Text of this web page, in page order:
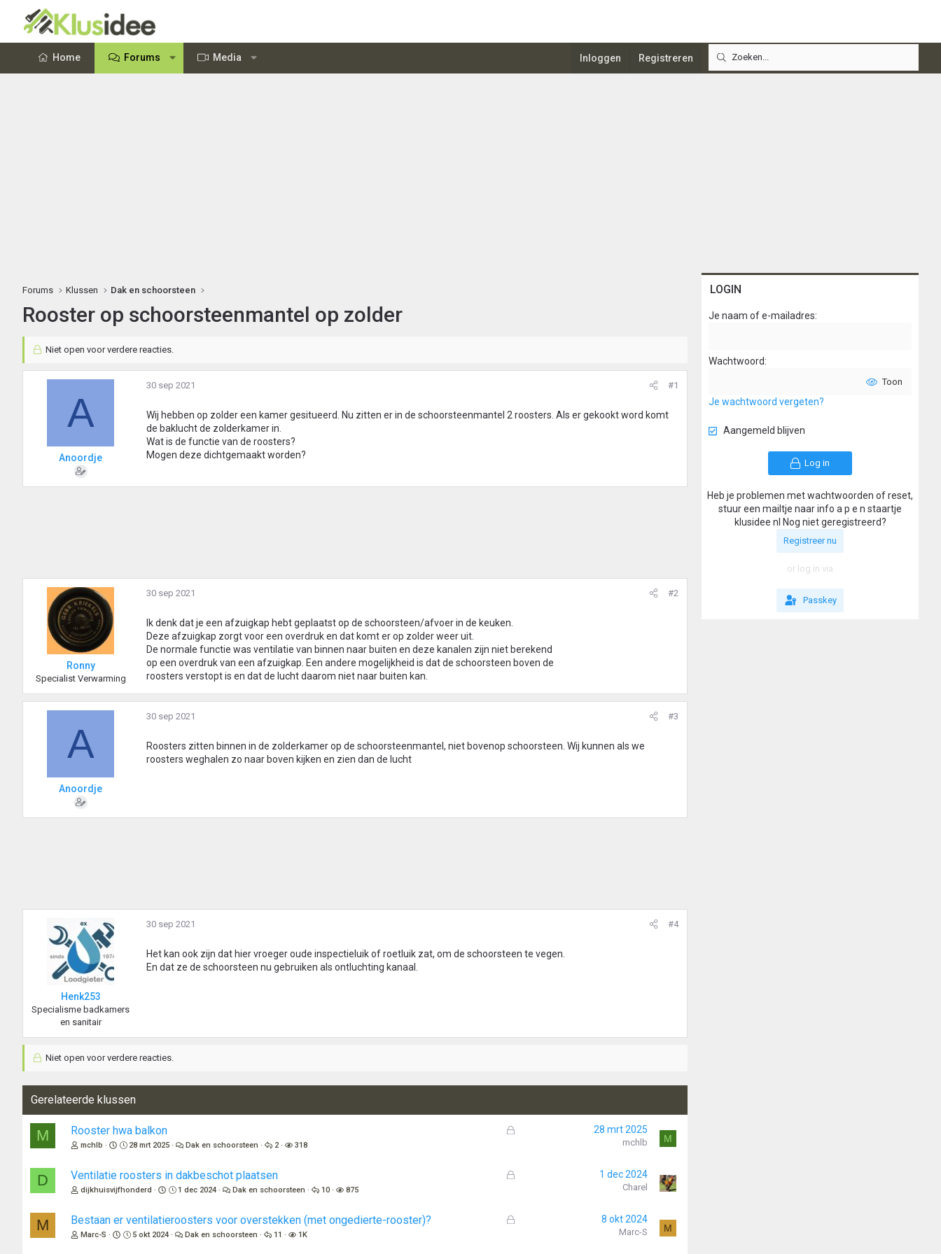
Home Forums Media Inloggen Registreren
Forums Klussen Dak en schoorsteen
Rooster op schoorsteenmantel op zolder
Niet open voor verdere reacties.
A
Anoordje
30 sep 2021 #1
Wij hebben op zolder een kamer gesitueerd. Nu zitten er in de schoorsteenmantel 2 roosters. Als er gekookt word komt
de baklucht de zolderkamer in.
Wat is de functie van de roosters?
Mogen deze dichtgemaakt worden?
Ronny
Specialist Verwarming
30 sep 2021 #2
Ik denk dat je een afzuigkap hebt geplaatst op de schoorsteen/afvoer in de keuken.
Deze afzuigkap zorgt voor een overdruk en dat komt er op zolder weer uit.
De normale functie was ventilatie van binnen naar buiten en deze kanalen zijn niet berekend
op een overdruk van een afzuigkap. Een andere mogelijkheid is dat de schoorsteen boven de
roosters verstopt is en dat de lucht daarom niet naar buiten kan.
A
Anoordje
30 sep 2021 #3
Roosters zitten binnen in de zolderkamer op de schoorsteenmantel, niet bovenop schoorsteen. Wij kunnen als we
roosters weghalen zo naar boven kijken en zien dan de lucht
Henk253
Specialisme badkamers
en sanitair
30 sep 2021 #4
Het kan ook zijn dat hier vroeger oude inspectieluik of roetluik zat, om de schoorsteen te vegen.
En dat ze de schoorsteen nu gebruiken als ontluchting kanaal.
Niet open voor verdere reacties.
Gerelateerde klussen
M
G
o
n
Rooster hwa balkon
mchlb 28 mrt 2025 Dak en schoorsteen 2 318
28 mrt 2025
mchlb M
D
G
o
Ventilatie roosters in dakbeschot plaatsen
dijkhuisvijfhonderd 1 dec 2024 Dak en schoorsteen 10 875
1 dec 2024
Charel
M
G
Bestaan er ventilatieroosters voor overstekken (met ongedierte-rooster)?
Marc-S 5 okt 2024 Dak en schoorsteen 11 1K
8 okt 2024
Marc-S M
LOGIN
Je naam of e-mailadres
Wachtwoord
Toon
Je wachtwoord vergeten?
Aangemeld blijven
Log in
Heb je problemen met wachtwoorden of reset,
stuur een mailtje naar info a p e n staartje
klusidee nl Nog niet geregistreerd?
Registreer nu
or log in via
Passkey